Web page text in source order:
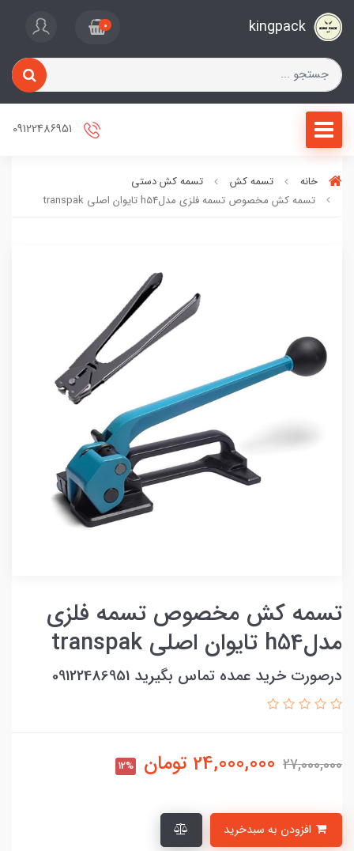
kingpack
0
خانه تسمه کش
تسمه کش دستی
تسمه کش مخصوص تسمه فلزی مدلh54 تایوان اصلی transpak
تسمه کش مخصوص تسمه فلزی
مدلh54 تایوان اصلی transpak
درصورت خرید عمده تماس بگیرید 09122486951
27,000,000
24,000,000 تومان 12%